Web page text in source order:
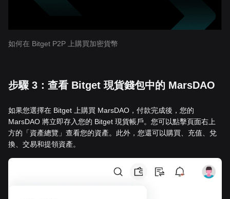
如何在 Bitget P2P 上購買加密貨幣
步驟 3：查看 Bitget 現貨錢包中的 MarsDAO
如果您選擇在 Bitget 上購買 MarsDAO，付款完成後，您的
MarsDAO 將立即存入您的 Bitget 現貨帳戶。您可以點擊頁面右上
方的「資產總覽」查看您的資產。此外，您還可以購買、充值、兌
換、交易和提領資產。